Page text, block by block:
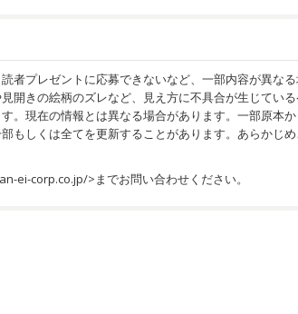
者プレゼントに応募できないなど、一部内容が異な
開きの絵柄のズレなど、見え方に不具合が生じてい
。現在の情報とは異なる場合があります。一部原本
もしくは全てを更新することがあります。あらかじ
ei-corp.co.jp/>までお問い合わせください。